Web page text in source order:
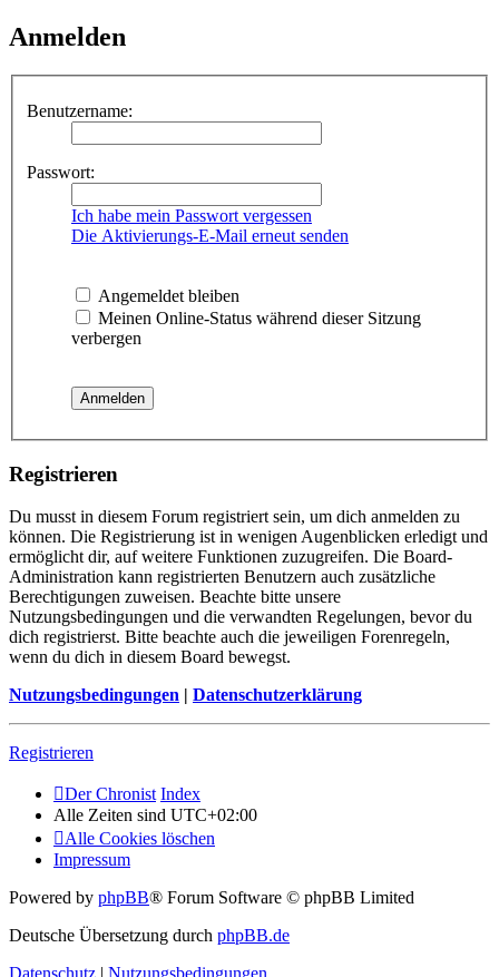
Anmelden
Benutzername:
Passwort:
Ich habe mein Passwort vergessen
Die Aktivierungs-E-Mail erneut senden
Angemeldet bleiben
Meinen Online-Status während dieser Sitzung
verbergen
Registrieren
Du musst in diesem Forum registriert sein, um dich anmelden zu
können. Die Registrierung ist in wenigen Augenblicken erledigt und
ermöglicht dir, auf weitere Funktionen zuzugreifen. Die Board-
Administration kann registrierten Benutzern auch zusätzliche
Berechtigungen zuweisen. Beachte bitte unsere
Nutzungsbedingungen und die verwandten Regelungen, bevor du
dich registrierst. Bitte beachte auch die jeweiligen Forenregeln,
wenn du dich in diesem Board bewegst.
Nutzungsbedingungen | Datenschutzerklärung
Registrieren
Der Chronist Index
Alle Zeiten sind UTC+02:00
Alle Cookies löschen
Impressum
Powered by phpBB® Forum Software © phpBB Limited
Deutsche Übersetzung durch phpBB.de